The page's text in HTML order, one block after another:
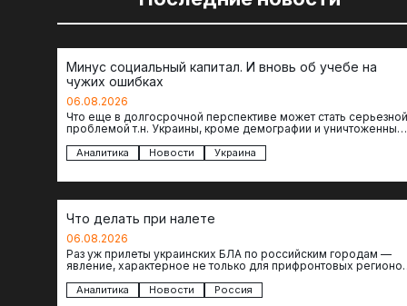
Минус социальный капитал. И вновь об учебе на
чужих ошибках
06.08.2026
Что еще в долгосрочной перспективе может стать серьезной
проблемой т.н. Украины, кроме демографии и уничтоженных
Аналитика Новости Украина
Что делать при налете
06.08.2026
Раз уж прилеты украинских БЛА по российским городам —
явление, характерное не только для прифронтовых
Аналитика Новости Россия